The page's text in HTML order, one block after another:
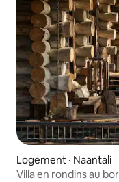
Logement · Naantali
Villa en rondins au